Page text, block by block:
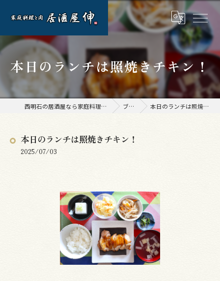
本日のランチは照焼きチキン！
西明石の居酒屋なら家庭料理と肉 居酒屋 伸 ブログ 本日のランチは照焼きチキン！
本日のランチは照焼きチキン！
2025/07/03